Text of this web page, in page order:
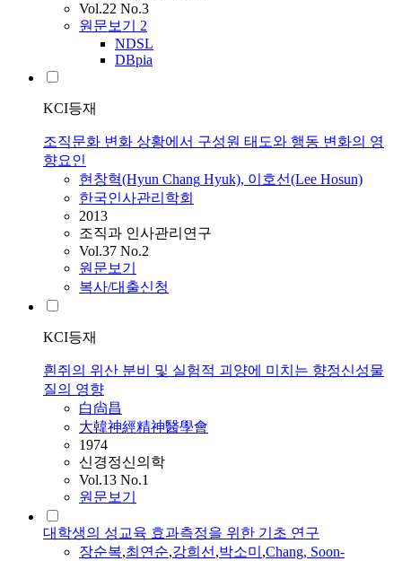
Vol.22 No.3
원문보기 2
NDSL
DBpia
KCI등재
조직문화 변화 상황에서 구성원 태도와 행동 변화의 영
향요인
현창혁(Hyun Chang Hyuk), 이호선(Lee Hosun)
한국인사관리학회
2013
조직과 인사관리연구
Vol.37 No.2
원문보기
복사/대출신청
KCI등재
흰쥐의 위산 분비 및 실험적 괴양에 미치는 향정신성물
질의 영향
白尙昌
大韓神經精神醫學會
1974
신경정신의학
Vol.13 No.1
원문보기
대학생의 성교육 효과측정을 위한 기초 연구
장순복,최연순,강희선,박소미 ,Chang, Soon-